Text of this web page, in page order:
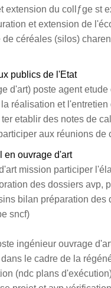
extension du collƒge st
et extension de
céréales (silos)
publics de l'Etat
d'art) poste agent etude
réalisation et l'entretien
etablir des notes de
aux réunions de
en ouvrage d'art
mission participer
des dossiers avp,
bilan préparation des
sncf)
ingénieur ouvrage
le cadre de la
(ndc plans